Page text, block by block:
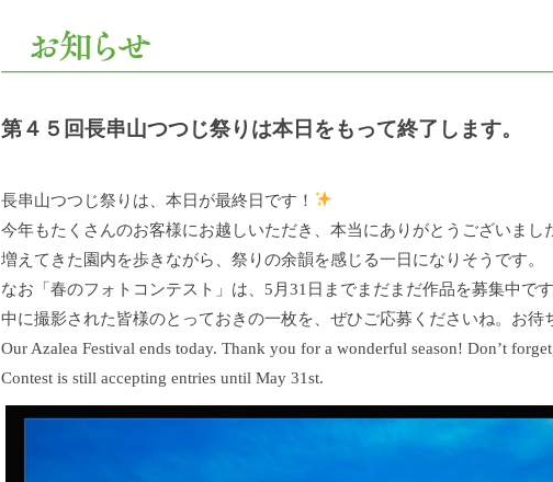
第４５回長串山つつじ祭りは本日をもって終了します。
長串山つつじ祭りは、本日が最終日です！
今年もたくさんのお客様にお越しいただき、本当にありがとうございまし
増えてきた園内を歩きながら、祭りの余韻を感じる一日になりそうです。
なお「春のフォトコンテスト」は、5月31日までまだまだ作品を募集中です
中に撮影された皆様のとっておきの一枚を、ぜひご応募くださいね。お待
Our Azalea Festival ends today. Thank you for a wonderful season! Don’t
Contest is still accepting entries until May 31st.